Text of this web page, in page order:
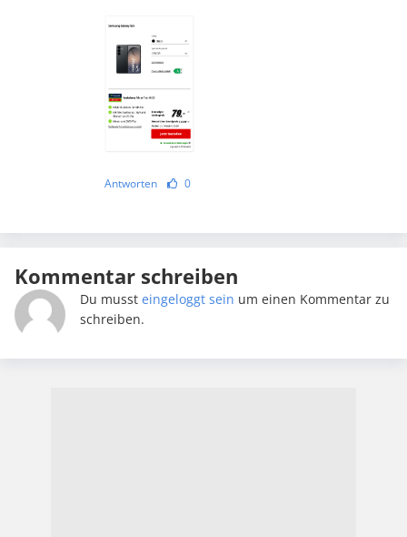
Antworten 0
Kommentar schreiben
Du musst eingeloggt sein um einen Kommentar zu
schreiben.